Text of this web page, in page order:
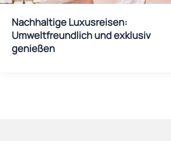
Nachhaltige Luxusreisen:
Umweltfreundlich und exklusiv
genießen